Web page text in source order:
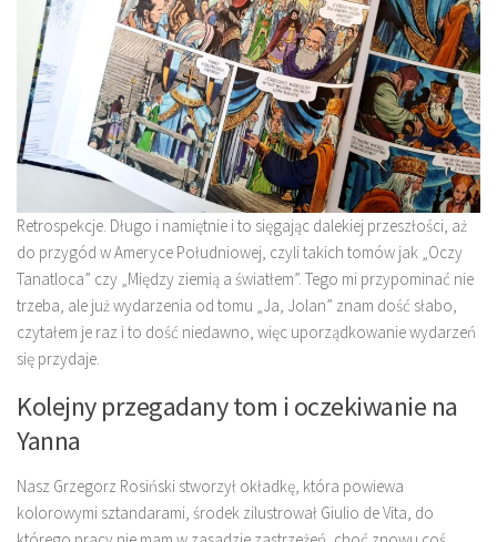
Retrospekcje. Długo i namiętnie i to sięgając dalekiej przeszłości, aż
do przygód w Ameryce Południowej, czyli takich tomów jak „Oczy
Tanatloca” czy „Między ziemią a światłem”. Tego mi przypominać nie
trzeba, ale już wydarzenia od tomu „Ja, Jolan” znam dość słabo,
czytałem je raz i to dość niedawno, więc uporządkowanie wydarzeń
się przydaje.
Kolejny przegadany tom i oczekiwanie na
Yanna
Nasz Grzegorz Rosiński stworzył okładkę, która powiewa
kolorowymi sztandarami, środek zilustrował Giulio de Vita, do